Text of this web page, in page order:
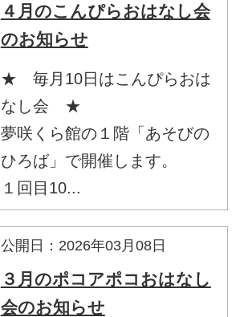
４月のこんぴらおはなし会
のお知らせ
★ 毎月10日はこんぴらおは
なし会 ★
夢咲くら館の１階「あそびの
ひろば」で開催します。
１回目10...
公開日：2026年03月08日
３月のポコアポコおはなし
会のお知らせ